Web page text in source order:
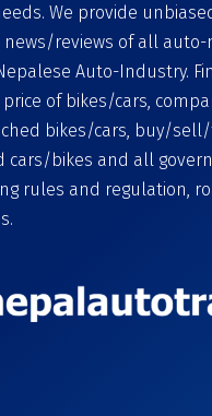
We provide
reviews of all auto-
Auto-Industry.
of bikes/cars,
bikes/cars, buy/
cars/bikes and all
rules and regulation,